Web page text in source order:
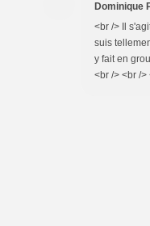
Dominique
<br /> Il
suis
y fait en
<br /> <br />